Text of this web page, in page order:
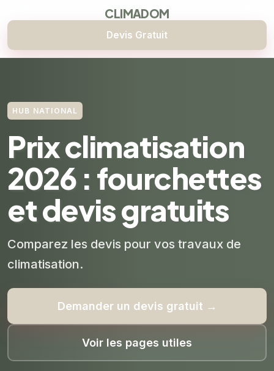
CLIMADOM
Devis Gratuit
HUB NATIONAL
Prix climatisation
2026 : fourchettes
et devis gratuits
Comparez les devis pour vos travaux de
climatisation.
Demander un devis gratuit →
Voir les pages utiles